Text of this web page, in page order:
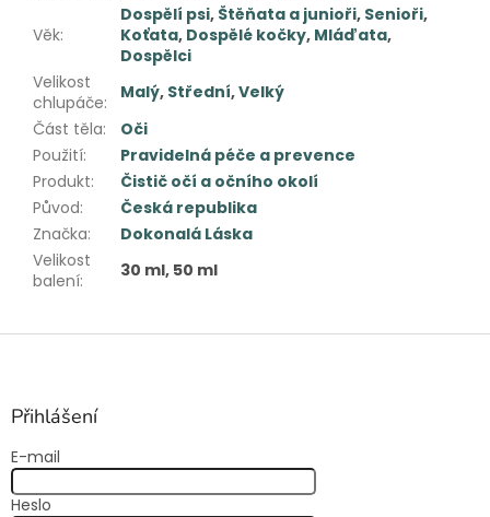
Věk:
Dospělí psi, Štěňata a junioři, Senioři,
Koťata, Dospělé kočky, Mláďata,
Dospělci
Velikost
chlupáče: Malý, Střední,Velký
Část těla:
Oči
Použití:
Pravidelná péče a prevence
Produkt:
Čistič očí a očního okolí
Původ:
Česká republika
Značka:
Dokonalá Láska
Velikost
balení: 30 ml, 50 ml
Z
Přihlášení
E-mail
Heslo